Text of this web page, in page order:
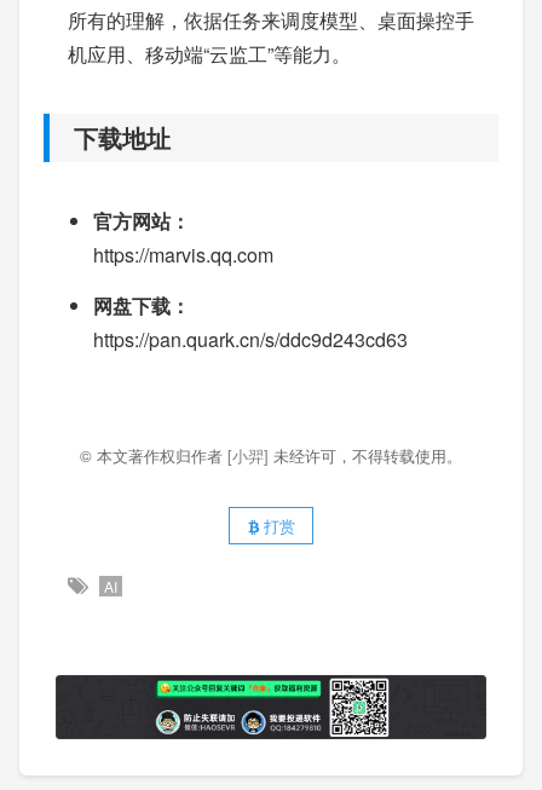
所有的理解，依据任务来调度模型、桌面操控手
机应用、移动端“云监工”等能力。
下载地址
官方网站：
https://marvis.qq.com
网盘下载：
https://pan.quark.cn/s/ddc9d243cd63
© 本文著作权归作者 [小羿] 未经许可，不得转载使用。
打赏
AI